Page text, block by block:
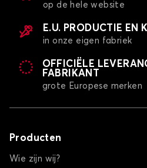
op de hele website
E.U. PRODUCTIE EN
in onze eigen fabriek
OFFICIËLE
FABRIKANT
grote Europese merken
Producten
Wie zijn wij?